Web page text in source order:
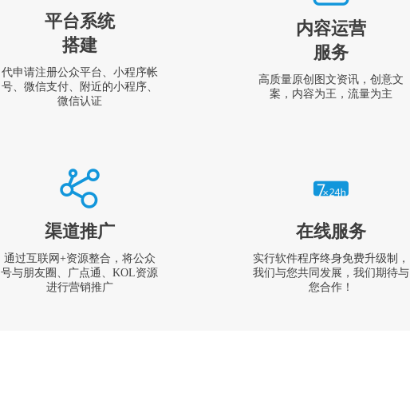
平台系统
搭建
代申请注册公众平台、小程序帐
号、微信支付、附近的小程序、
微信认证
内容运营
服务
高质量原创图文资讯，创意文
案，内容为王，流量为主
渠道推广
通过互联网+资源整合，将公众
号与朋友圈、广点通、KOL资源
进行营销推广
在线服务
实行软件程序终身免费升级制，
我们与您共同发展，我们期待与
您合作！